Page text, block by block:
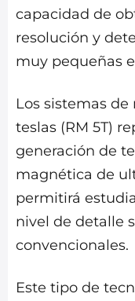
capacidad de
resolución y
muy pequeñas
Los sistemas
teslas (RM 5T)
generación de
magnética de
permitirá
nivel de detalle
convencionales.
Este tipo de